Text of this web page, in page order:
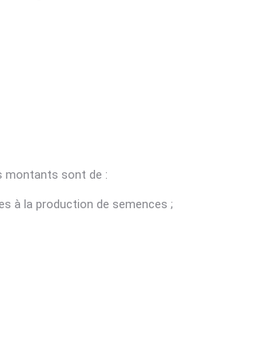
montants sont de :
à la production de semences ;